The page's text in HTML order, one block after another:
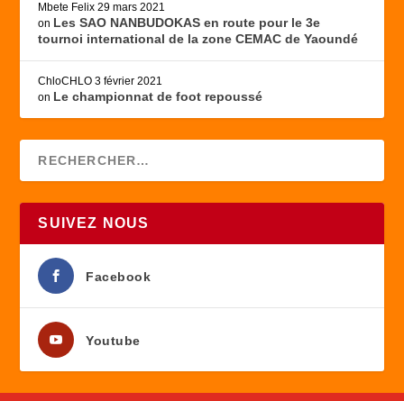
Mbete Felix 29 mars 2021
on Les SAO NANBUDOKAS en route pour le 3e
tournoi international de la zone CEMAC de Yaoundé
ChloCHLO 3 février 2021
on Le championnat de foot repoussé
SUIVEZ NOUS
Facebook
Youtube